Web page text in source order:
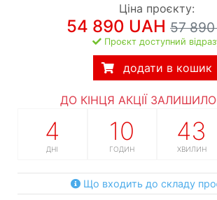
Ціна проєкту:
54 890 UAH 57 890
Проєкт доступний
додати в кошик
ДО КІНЦЯ АКЦІЇ
4
ДНІ
10
ГОДИН
43
ХВИЛИН
Що входить до складу